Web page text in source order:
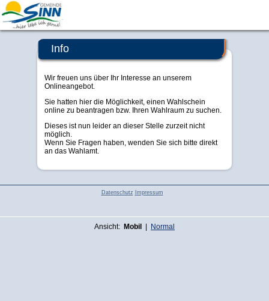
Info
Wir freuen uns über Ihr Interesse an unserem
Onlineangebot.
Sie hatten hier die Möglichkeit, einen Wahlschein
online zu beantragen bzw. Ihren Wahlraum zu suchen.
Dieses ist nun leider an dieser Stelle zurzeit nicht
möglich.
Wenn Sie Fragen haben, wenden Sie sich bitte direkt
an das Wahlamt.
Datenschutz Impressum
Ansicht: Mobil Normal